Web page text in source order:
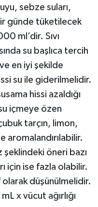
sebze suları,
günde tüketilecek
ml’dir. Sıvı
su başlıca tercih
en iyi şekilde
su ile giderilmelidir.
hissi azaldığı
içmeye özen
tarçın, limon,
aromalandırılabilir.
şeklindeki öneri bazı
için ise fazla olabilir.
düşünülmelidir.
x vücut ağırlığı